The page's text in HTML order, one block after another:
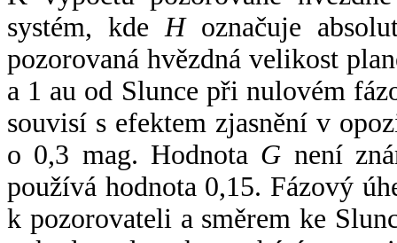
systém, kde Hoznačuje
pozorovaná hvězdná velikost
a 1 au od Slunce při nulovém
souvisí s efektem zjasnění v
o 0,3 mag. Hodnota G není
používá hodnota 0,15. Fázový
k pozorovateli a směrem ke